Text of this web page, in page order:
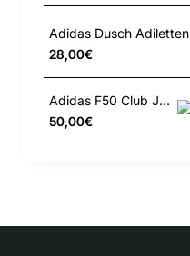
Adidas Dusch Adiletten
28,00€
Adidas F50 Club Jr FG/MG
50,00€